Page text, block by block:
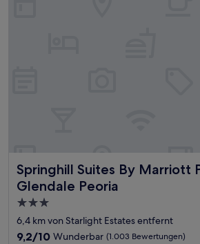
Springhill Suites By Marriott
Glendale Peoria
Springhill Suites By Marriott Phoenix
3.0-
Sterne-
Unterkunft
6,4 km von Starlight Estates entfernt
9.2
9,2/10 Wunderbar (1.003 Bewertungen)